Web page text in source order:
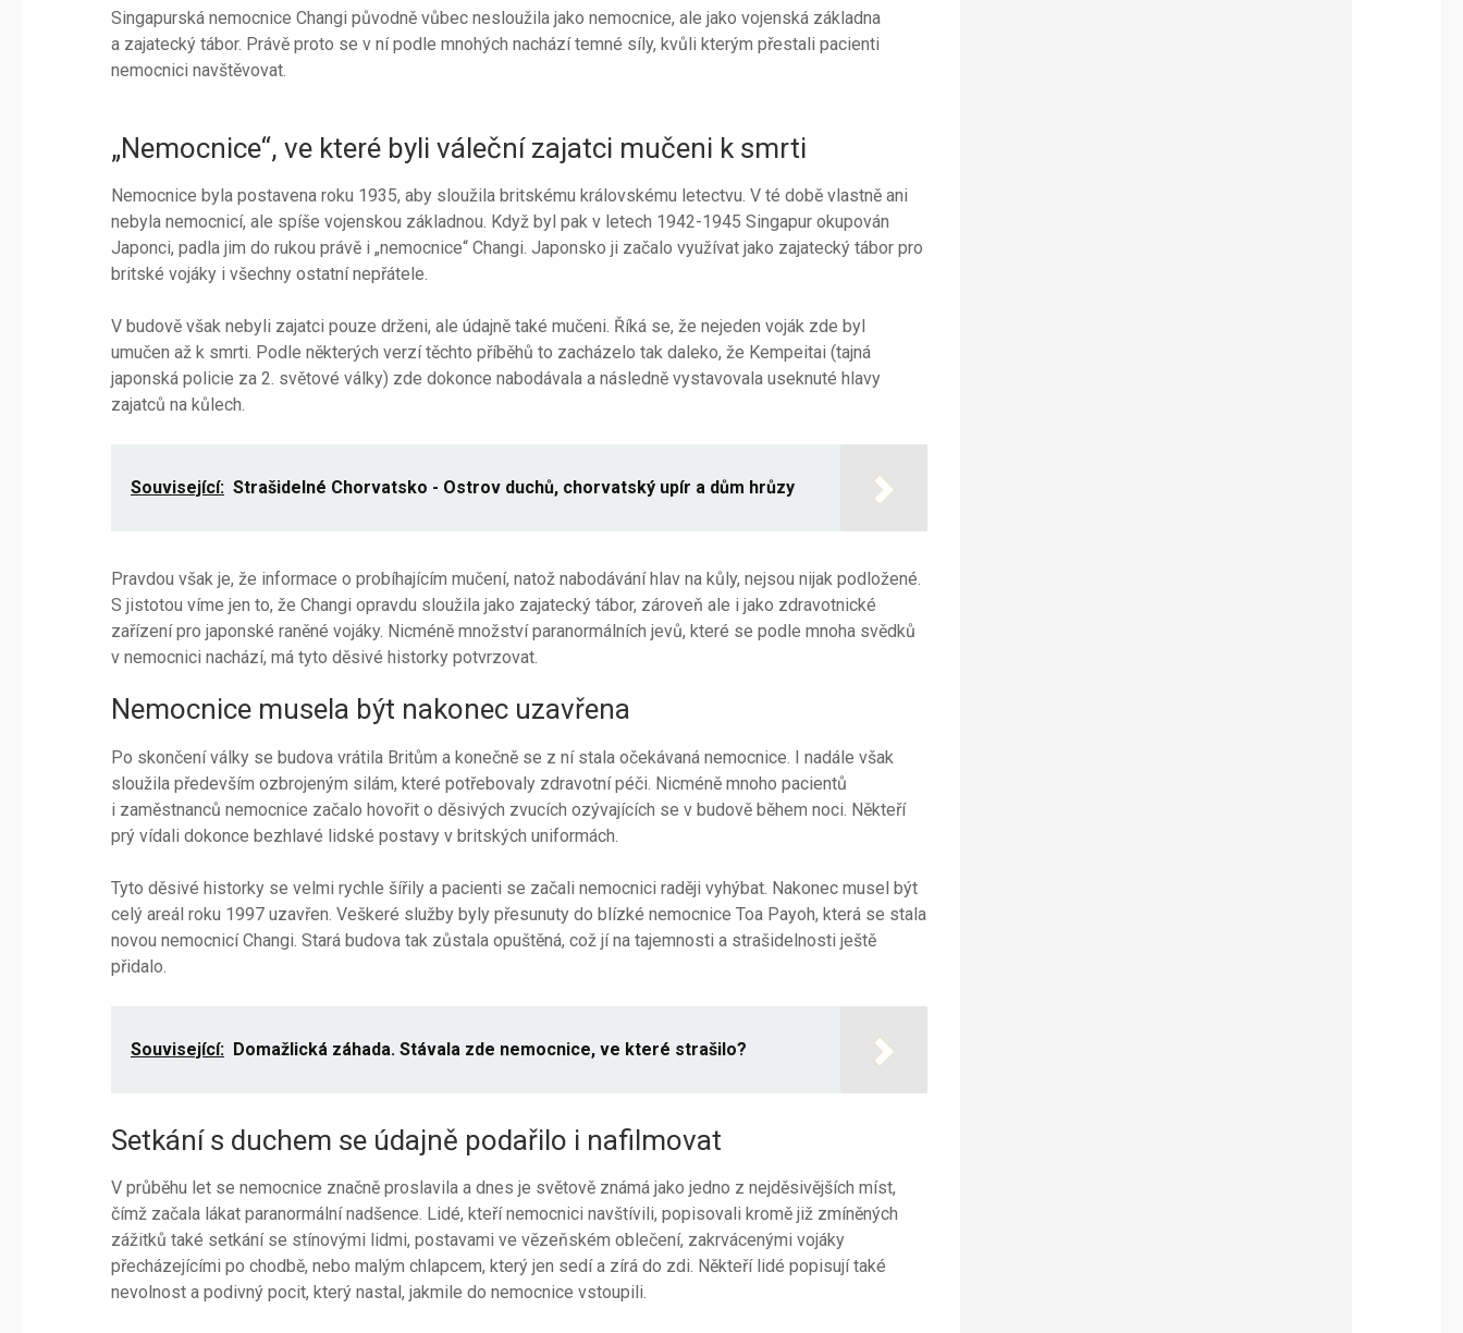
Singapurská nemocnice Changi původně vůbec nesloužila jako nemocnice, ale jako vojenská základna
a zajatecký tábor. Právě proto se v ní podle mnohých nachází temné síly, kvůli kterým přestali pacienti
nemocnici navštěvovat.
„Nemocnice“, ve které byli váleční zajatci mučeni k smrti
Nemocnice byla postavena roku 1935, aby sloužila britskému královskému letectvu. V té době vlastně ani
nebyla nemocnicí, ale spíše vojenskou základnou. Když byl pak v letech 1942-1945 Singapur okupován
Japonci, padla jim do rukou právě i „nemocnice“ Changi. Japonsko ji začalo využívat jako zajatecký tábor pro
britské vojáky i všechny ostatní nepřátele.
V budově však nebyli zajatci pouze drženi, ale údajně také mučeni. Říká se, že nejeden voják zde byl
umučen až k smrti. Podle některých verzí těchto příběhů to zacházelo tak daleko, že Kempeitai (tajná
japonská policie za 2. světové války) zde dokonce nabodávala a následně vystavovala useknuté hlavy
zajatců na kůlech.
Související: Strašidelné Chorvatsko - Ostrov duchů, chorvatský upír a dům hrůzy
Pravdou však je, že informace o probíhajícím mučení, natož nabodávání hlav na kůly, nejsou nijak podložené.
S jistotou víme jen to, že Changi opravdu sloužila jako zajatecký tábor, zároveň ale i jako zdravotnické
zařízení pro japonské raněné vojáky. Nicméně množství paranormálních jevů, které se podle mnoha svědků
v nemocnici nachází, má tyto děsivé historky potvrzovat.
Nemocnice musela být nakonec uzavřena
Po skončení války se budova vrátila Britům a konečně se z ní stala očekávaná nemocnice. I nadále však
sloužila především ozbrojeným silám, které potřebovaly zdravotní péči. Nicméně mnoho pacientů
i zaměstnanců nemocnice začalo hovořit o děsivých zvucích ozývajících se v budově během noci. Někteří
prý vídali dokonce bezhlavé lidské postavy v britských uniformách.
Tyto děsivé historky se velmi rychle šířily a pacienti se začali nemocnici raději vyhýbat. Nakonec musel být
celý areál roku 1997 uzavřen. Veškeré služby byly přesunuty do blízké nemocnice Toa Payoh, která se stala
novou nemocnicí Changi. Stará budova tak zůstala opuštěná, což jí na tajemnosti a strašidelnosti ještě
přidalo.
Související: Domažlická záhada. Stávala zde nemocnice, ve které strašilo?
Setkání s duchem se údajně podařilo i nafilmovat
V průběhu let se nemocnice značně proslavila a dnes je světově známá jako jedno z nejděsivějších míst,
čímž začala lákat paranormální nadšence. Lidé, kteří nemocnici navštívili, popisovali kromě již zmíněných
zážitků také setkání se stínovými lidmi, postavami ve vězeňském oblečení, zakrvácenými vojáky
přecházejícími po chodbě, nebo malým chlapcem, který jen sedí a zírá do zdi. Někteří lidé popisují také
nevolnost a podivný pocit, který nastal, jakmile do nemocnice vstoupili.